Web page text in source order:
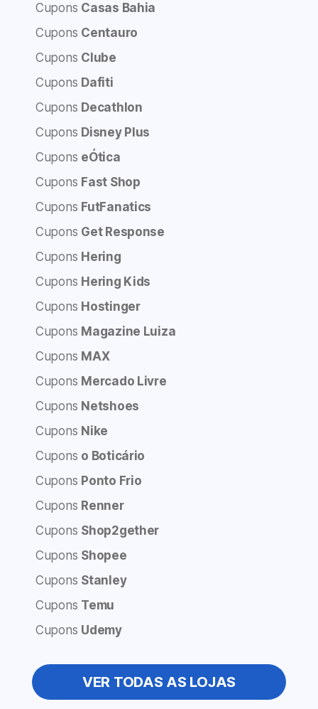
Cupons Casas Bahia
Cupons Centauro
Cupons Clube
Cupons Dafiti
Cupons Decathlon
Cupons Disney Plus
Cupons eÓtica
Cupons Fast Shop
Cupons FutFanatics
Cupons Get Response
Cupons Hering
Cupons Hering Kids
Cupons Hostinger
Cupons Magazine Luiza
Cupons MAX
Cupons Mercado Livre
Cupons Netshoes
Cupons Nike
Cupons o Boticário
Cupons Ponto Frio
Cupons Renner
Cupons Shop2gether
Cupons Shopee
Cupons Stanley
Cupons Temu
Cupons Udemy
VER TODAS AS LOJAS